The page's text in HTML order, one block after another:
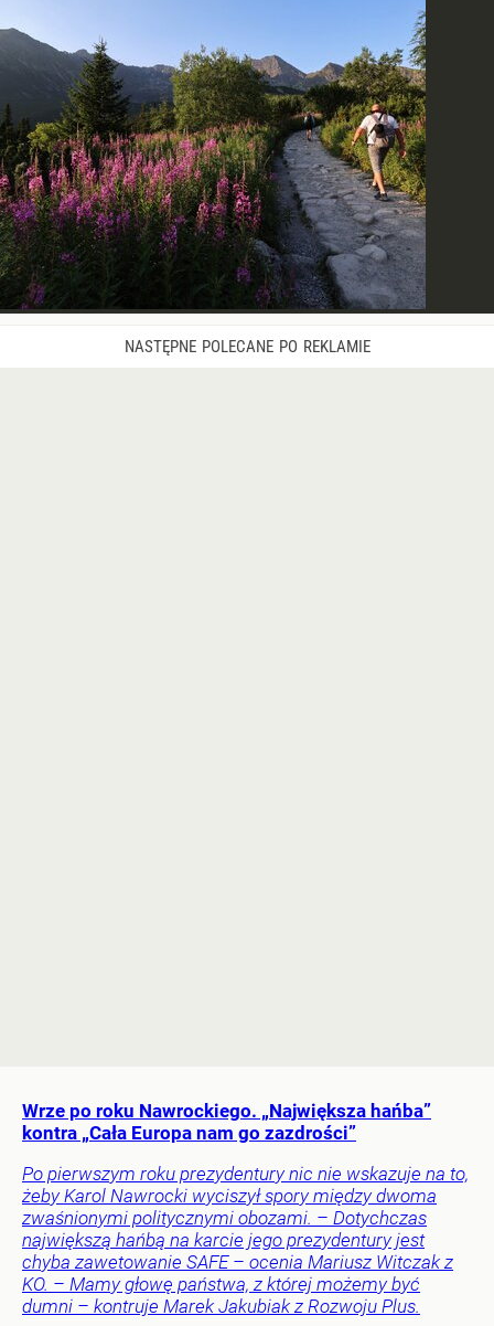
Wrze po roku Nawrockiego. „Największa hańba”
kontra „Cała Europa nam go zazdrości”
Po pierwszym roku prezydentury nic nie wskazuje na to,
żeby Karol Nawrocki wyciszył spory między dwoma
zwaśnionymi politycznymi obozami. – Dotychczas
największą hańbą na karcie jego prezydentury jest
chyba zawetowanie SAFE – ocenia Mariusz Witczak z
KO. – Mamy głowę państwa, z której możemy być
dumni – kontruje Marek Jakubiak z Rozwoju Plus.